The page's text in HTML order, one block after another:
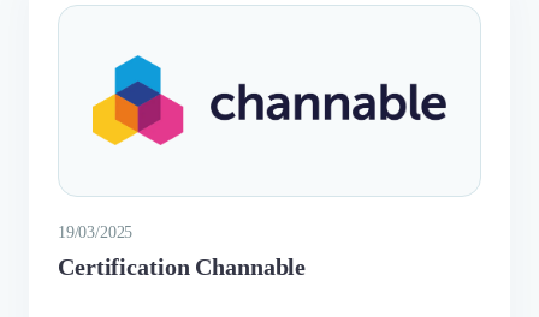
19/03/2025
Certification Channable